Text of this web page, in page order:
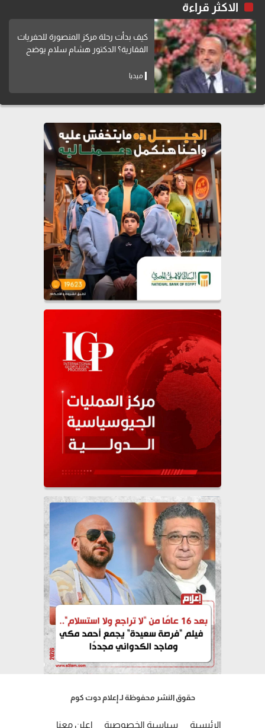
الاكثر قراءة
كيف بدأت رحلة مركز المنصورة للحفريات
الفقارية؟ الدكتور هشام سلام يوضح
ميديا
حقوق النشر محفوظة لـ إعلام دوت كوم
الرئيسية سياسية الخصوصية إعلن معنا